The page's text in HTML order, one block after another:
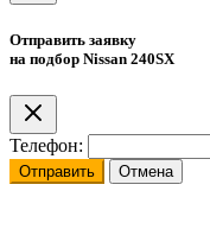
Отправить заявку
на подбор Nissan 240SX
Телефон:
Отправить Отмена